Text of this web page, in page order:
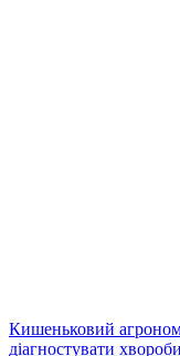
Кишеньковий
діагностувати